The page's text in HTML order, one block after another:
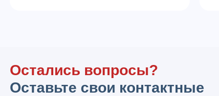
Остались вопросы?
Оставьте свои контактные